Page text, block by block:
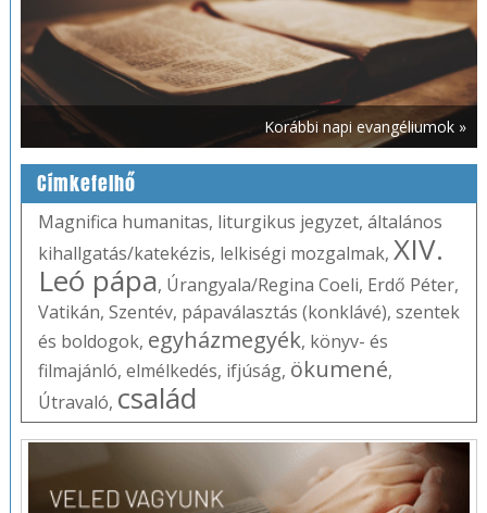
Korábbi napi evangéliumok »
Címkefelhő
Magnifica humanitas, liturgikus jegyzet, általános
kihallgatás/katekézis, lelkiségi mozgalmak, XIV.
Leó pápa, Úrangyala/Regina Coeli, Erdő Péter,
Vatikán, Szentév, pápaválasztás (konklávé), szentek
és boldogok, egyházmegyék, könyv- és
filmajánló, elmélkedés, ifjúság, ökumené,
Útravaló, család